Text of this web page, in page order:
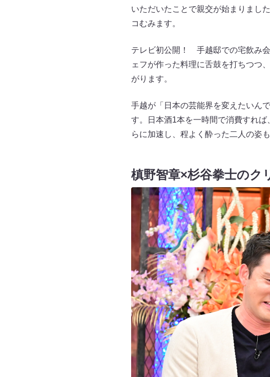
いただいたことで親交が始まりまし
コむみます。
テレビ初公開！ 手越邸での宅飲み
ェフが作った料理に舌鼓を打ちつつ
がります。
手越が「日本の芸能界を変えたいん
す。日本酒1本を一時間で消費すれ
らに加速し、程よく酔った二人の姿も
槙野智章×杉谷拳士のク